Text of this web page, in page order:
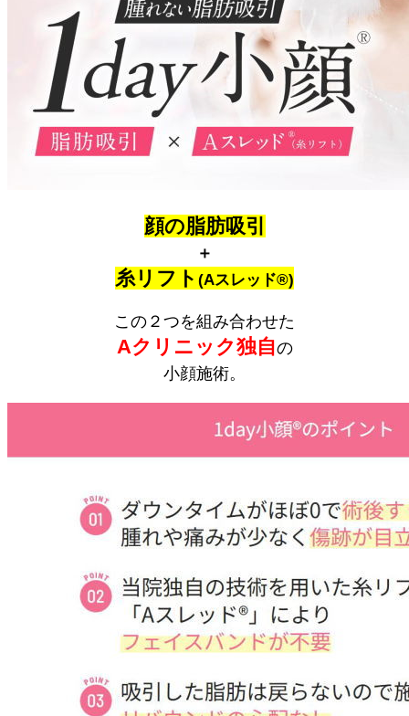
顔の脂肪吸引
＋
糸リフト (Aスレッド®)
この２つを組み合わせた
Aクリニック独自の
小顔施術。